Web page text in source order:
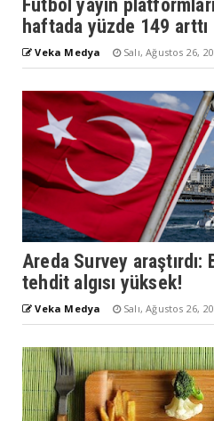
Futbol yayın
haftada yüzde 149 arttı
Veka Medya Salı, Ağustos 26,
Areda Survey araştırdı:
tehdit algısı yüksek!
Veka Medya Salı, Ağustos 26,